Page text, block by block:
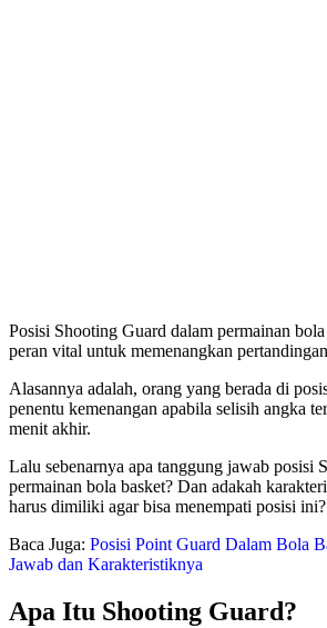
Posisi Shooting Guard dalam permainan
peran vital untuk memenangkan
Alasannya adalah, orang yang berada di
penentu kemenangan apabila selisih angka
menit akhir.
Lalu sebenarnya apa tanggung jawab posisi
permainan bola basket? Dan adakah
harus dimiliki agar bisa menempati posisi
Baca Juga: Posisi Point Guard Dalam Bola
Jawab dan Karakteristiknya
Apa Itu Shooting Guard?